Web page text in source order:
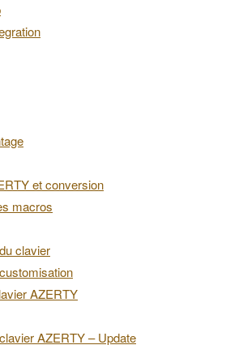
et conversion
macros
clavier
AZERTY
AZERTY – Update